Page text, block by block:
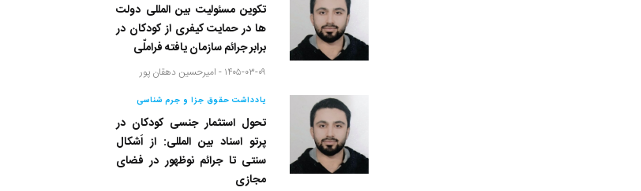
تکوین مسئولیت بین المللی دولت
ها در حمایت کیفری از کودکان در
برابر جرائم سازمان یافته فراملّی
۱۴۰۵-۰۳-۰۹ - امیرحسین دهقان پور
یادداشت حقوق جزا و جرم شناسی
تحول استثمار جنسی کودکان در
پرتو اسناد بین المللی: از اَشکال
سنتی تا جرائم نوظهور در فضای
مجازی